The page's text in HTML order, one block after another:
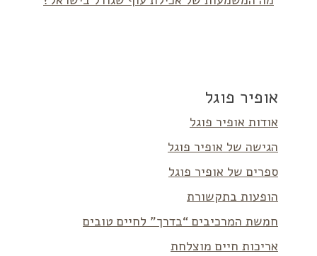
אופיר פוגל
אודות אופיר פוגל
הגישה של אופיר פוגל
ספרים של אופיר פוגל
הופעות בתקשורת
חמשת המרכיבים “בדרך” לחיים טובים
אריכות חיים מוצלחת